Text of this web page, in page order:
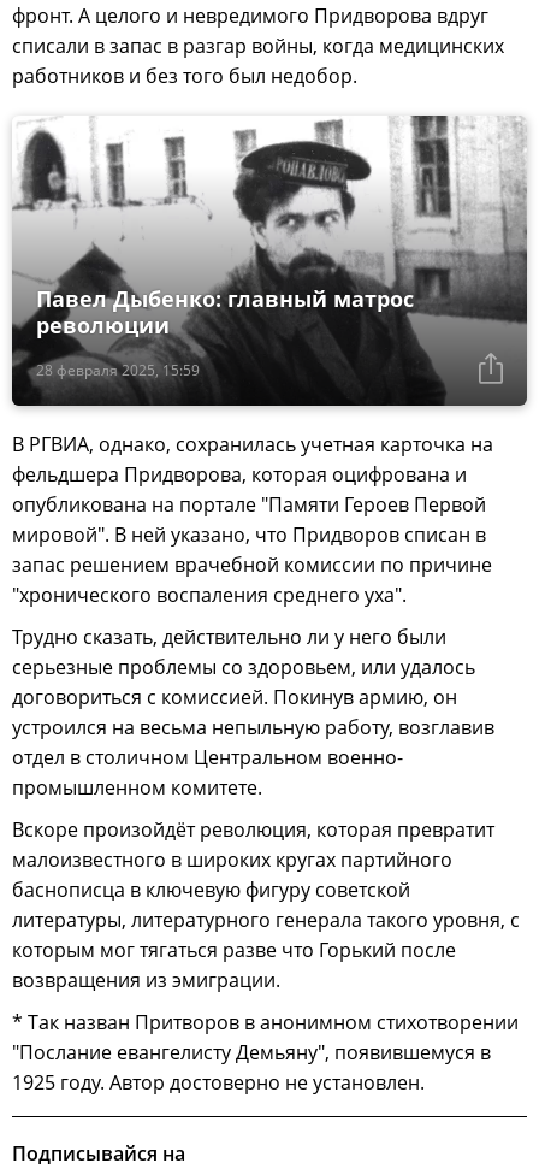
фронт. А целого и невредимого Придворова вдруг
списали в запас в разгар войны, когда медицинских
работников и без того был недобор.
28 февраля 2025, 15:59
Павел Дыбенко: главный матрос
революции
В РГВИА, однако, сохранилась учетная карточка на
фельдшера Придворова, которая оцифрована и
опубликована на портале "Памяти Героев Первой
мировой". В ней указано, что Придворов списан в
запас решением врачебной комиссии по причине
"хронического воспаления среднего уха".
Трудно сказать, действительно ли у него были
серьезные проблемы со здоровьем, или удалось
договориться с комиссией. Покинув армию, он
устроился на весьма непыльную работу, возглавив
отдел в столичном Центральном военно-
промышленном комитете.
Вскоре произойдёт революция, которая превратит
малоизвестного в широких кругах партийного
баснописца в ключевую фигуру советской
литературы, литературного генерала такого уровня, с
которым мог тягаться разве что Горький после
возвращения из эмиграции.
* Так назван Притворов в анонимном стихотворении
"Послание евангелисту Демьяну", появившемуся в
1925 году. Автор достоверно не установлен.
Подписывайся на